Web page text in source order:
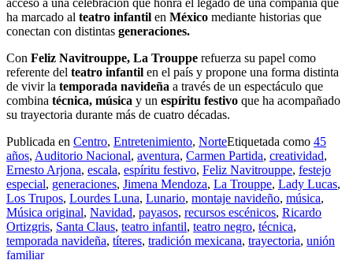
ha marcado al teatro infantil en México mediante historias que
conectan con distintas generaciones.
Con Feliz Navitrouppe, La Trouppe refuerza su papel como
referente del teatro infantil en el país y propone una forma distinta
de vivir la temporada navideña a través de un espectáculo que
combina técnica, música y un espíritu festivo que ha acompañado
su trayectoria durante más de cuatro décadas.
Publicada en Centro, Entretenimiento, NorteEtiquetada como 45
años, Auditorio Nacional, aventura, Carmen Partida, creatividad,
Ernesto Arjona, escala, espíritu festivo, Feliz Navitrouppe, festejo
especial, generaciones, Jimena Mendoza, La Trouppe, Lady Lucas,
Los Trupos, Lourdes Luna, Lunario, montaje navideño, música,
Música original, Navidad, payasos, recursos escénicos, Ricardo
Ortizgris, Santa Claus, teatro infantil, teatro negro, técnica,
temporada navideña, títeres, tradición mexicana, trayectoria, unión
familiar